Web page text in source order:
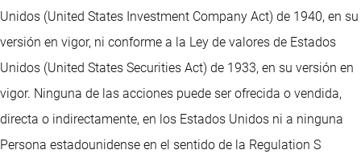
Unidos (United States Investment Company Act) de 1940, en su
versión en vigor, ni conforme a la Ley de valores de Estados
Unidos (United States Securities Act) de 1933, en su versión en
vigor. Ninguna de las acciones puede ser ofrecida o vendida,
directa o indirectamente, en los Estados Unidos ni a ninguna
Persona estadounidense en el sentido de la Regulation S